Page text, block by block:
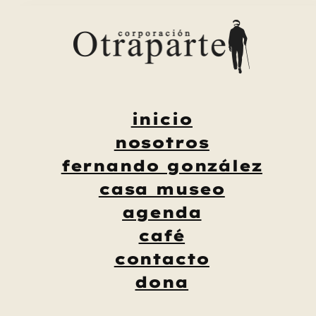
inicio
nosotros
fernando gonzález
casa museo
agenda
café
contacto
dona